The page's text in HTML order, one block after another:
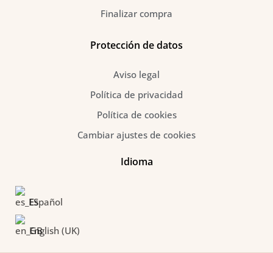
Finalizar compra
Protección de datos
Aviso legal
Política de privacidad
Política de cookies
Cambiar ajustes de cookies
Idioma
Español
English (UK)